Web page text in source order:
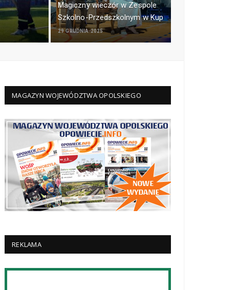
Magiczny wieczór w Zespole
Szkolno-Przedszkolnym w Kup
29 GRUDNIA 2025
MAGAZYN WOJEWÓDZTWA OPOLSKIEGO
REKLAMA